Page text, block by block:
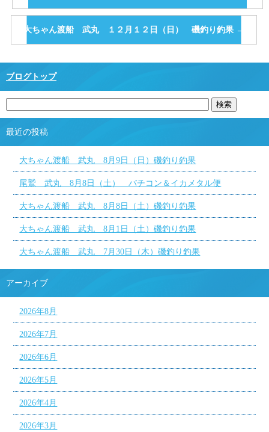
大ちゃん渡船 武丸 １２月１２日（日） 磯釣り釣果 →
ブログトップ
最近の投稿
大ちゃん渡船 武丸 8月9日（日）磯釣り釣果
尾鷲 武丸 8月8日（土） バチコン＆イカメタル便
大ちゃん渡船 武丸 8月8日（土）磯釣り釣果
大ちゃん渡船 武丸 8月1日（土）磯釣り釣果
大ちゃん渡船 武丸 7月30日（木）磯釣り釣果
アーカイブ
2026年8月
2026年7月
2026年6月
2026年5月
2026年4月
2026年3月